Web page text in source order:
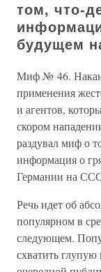
том, что-
будущем
Миф № 46.
применения
и агентов,
скором
раздувал миф о
информация о
Германии на
Речь идет об
популярном в
следующем.
схватить глупую